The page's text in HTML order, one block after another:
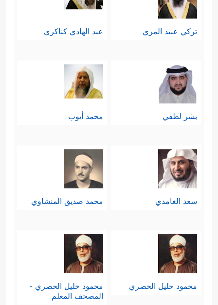
تركي عبيد المري عبد الهادي كناكري
بشر لطفي محمد أيوب
سعد الغامدي محمد صديق المنشاوي
محمود خليل الحصري
محمود خليل الحصري -
المصحف المعلم